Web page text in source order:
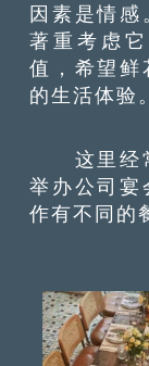
因素是情
著重考虑
值，希望鲜
的生活体验
这里经常
举办公司宴
作有不同的